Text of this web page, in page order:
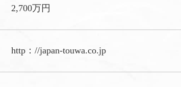
2,700万円
http：//japan-touwa.co.jp